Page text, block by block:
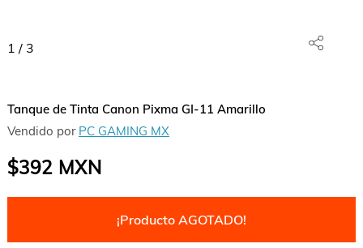
1 / 3
Tanque de Tinta Canon Pixma GI-11 Amarillo
Vendido por PC GAMING MX
$392MXN
¡Producto AGOTADO!